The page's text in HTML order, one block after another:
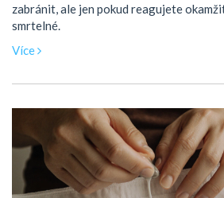
zabránit, ale jen pokud reagujete
smrtelné.
Více